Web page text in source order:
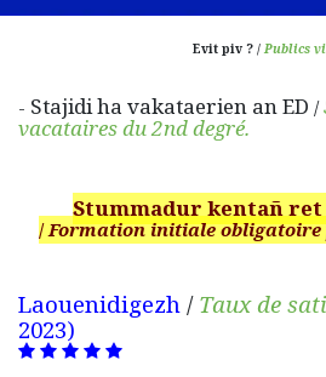
Evit piv ? /Publics
- Stajidi ha vakataerien an ED /
vacataires du 2nd degré.​
Stummadur kentañ
/Formation initiale obligatoire
Laouenidigezh /Taux de
2023)